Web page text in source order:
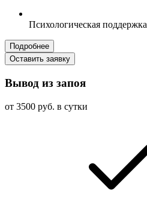
Психологическая поддержка
Подробнее
Оставить заявку
Вывод из запоя
от 3500 руб. в сутки